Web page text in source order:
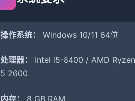
操作系统： Windows 10/11 64位
处理器：
Intel i5-8400 / AMD Ryzen
5 2600
内存： 8 GB RAM